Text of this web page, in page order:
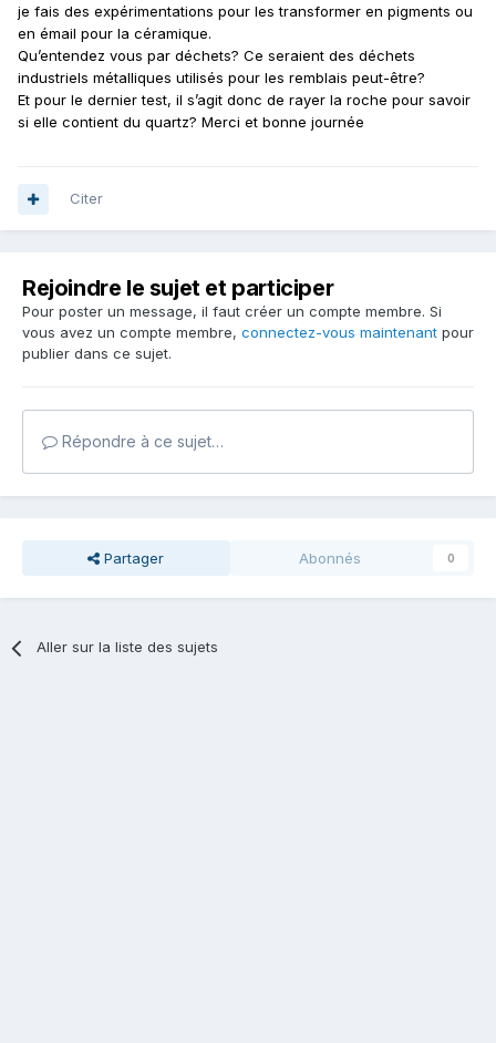
je fais des expérimentations pour les transformer en pigments ou
en émail pour la céramique.
Qu’entendez vous par déchets? Ce seraient des déchets
industriels métalliques utilisés pour les remblais peut-être?
Et pour le dernier test, il s’agit donc de rayer la roche pour savoir
si elle contient du quartz? Merci et bonne journée
Citer
Rejoindre le sujet et participer
Pour poster un message, il faut créer un compte membre. Si
vous avez un compte membre, connectez-vous maintenant pour
publier dans ce sujet.
Répondre à ce sujet…
Partager Abonnés 0
Aller sur la liste des sujets